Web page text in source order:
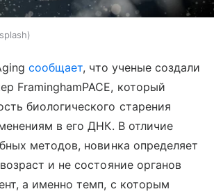
сообщает, что ученые создали
FraminghamPACE, который
биологического старения
в его ДНК. В отличие
методов, новинка определяет
и не состояние органов
а именно темп, с которым